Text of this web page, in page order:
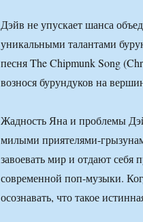
Дэйв не упускает шанса
уникальными талантами
песня The Chipmunk Song
вознося бурундуков на
Жадность Яна и проблемы
милыми приятелями-
завоевать мир и отдают
современной поп-музыки.
осознавать, что такое